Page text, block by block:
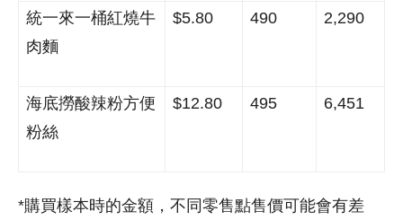
統一來一桶紅燒牛
肉麵
$5.80 490 2,290
海底撈酸辣粉方便
粉絲
$12.80 495 6,451
*購買樣本時的金額，不同零售點售價可能會有差